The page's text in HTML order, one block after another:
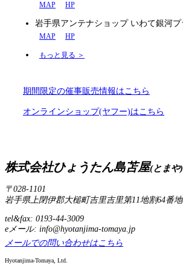
MAP HP
岩手県アンテナショップ いわて銀河プ
MAP HP
もっと見る ＞
期間限定の催事販売情報はこちら
オンラインショップ(ヤフー)はこちら
株式会社ひょうたん島苫屋(とまや)
〒028-1101
岩手県上閉伊郡大槌町吉里吉里第11地割64番
tel&fax: 0193-44-3009
eメール: info@hyotanjima-tomaya.jp
メールでの問い合わせはこちら
Hyotanjima-Tomaya, Ltd.